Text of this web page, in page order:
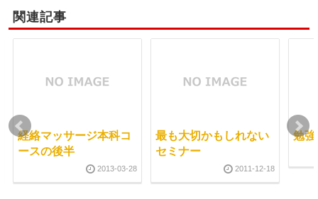
関連記事
経絡マッサージ本科コ
ースの後半
2013-03-28
最も大切かもしれない
セミナー
2011-12-18
勉